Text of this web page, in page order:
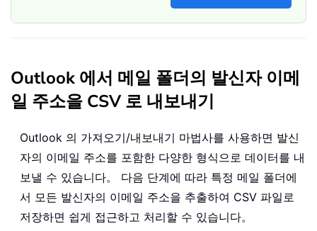
Outlook 에서 메일 폴더의 발신자 이메
일 주소을 CSV 로 내보내기
Outlook 의 가져오기/내보내기 마법사를 사용하면 발신
자의 이메일 주소를 포함한 다양한 형식으로 데이터를 내
보낼 수 있습니다。 다음 단계에 따라 특정 메일 폴더에
서 모든 발신자의 이메일 주소을 추출하여 CSV 파일로
저장하면 쉽게 접근하고 처리할 수 있습니다。